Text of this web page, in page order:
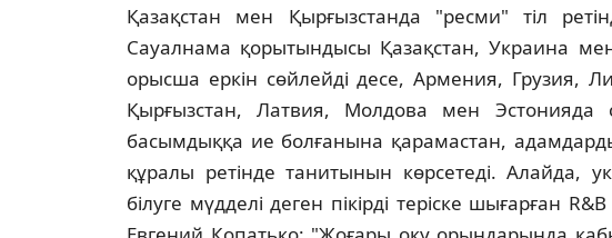
Қазақстан мен Қырғызстанда "ресми" тiл
Сауалнама қорытындысы Қазақстан, Украина
орысша еркiн сөйлейдi десе, Армения, Грузия,
Қырғызстан, Латвия, Молдова мен Эстонияда
басымдыққа ие болғанына қарамастан,
құралы ретiнде танитынын көрсетедi. Алайда,
бiлуге мүдделi деген пiкiрдi терiске шығарған